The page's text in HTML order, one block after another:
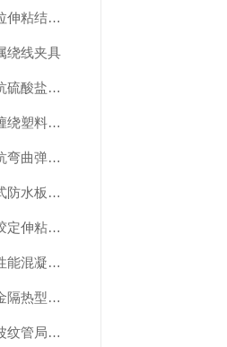
LBTC-301砂浆拉伸粘结强度用下夹具
绕线夹具
LBTC-298水泥抗硫酸盐侵蚀抗折夹具
LBTC-297纤维缠绕塑料环形试样拉力盘装置
LBTC-296木材抗弯曲弹性模量强度试验夹具
LBTC-295自粘式防水板粘接性能试验装置
LBTC-291结构胶定伸粘结性夹具
LBTC-290超高性能混凝土轴向抗拉夹具
LBTC-289铝合金隔热型材抗剪夹具
LBTC-288塑料波纹管局部横向荷载压头夹具